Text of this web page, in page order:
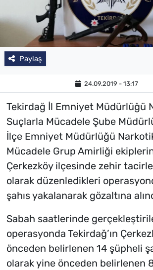
Paylaş
24.09.2019 - 13:17
Tekirdağ İl Emniyet Müdürlüğü
Suçlarla Mücadele Şube
İlçe Emniyet Müdürlüğü
Mücadele Grup Amirliği
Çerkezköy ilçesinde zehir
olarak düzenledikleri
şahıs yakalanarak gözaltına
Sabah saatlerinde
operasyonda Tekirdağ’ın
önceden belirlenen 14 şüpheli
olarak yine önceden belirlenen